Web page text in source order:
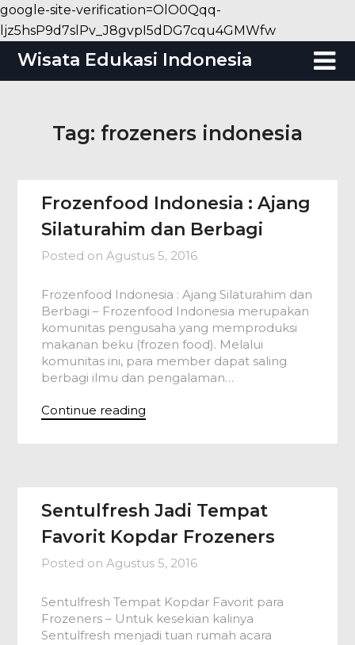
google-site-verification=OlO0Qqq-
ljz5hsP9d7slPv_J8gvpI5dDG7cqu4GMWfwSkip
content
Wisata Edukasi Indonesia
Tag: frozeners indonesia
Frozenfood Indonesia : Ajang
Silaturahim dan Berbagi
Posted onAgustus 5, 2016
Frozenfood Indonesia : Ajang Silaturahim dan
Berbagi – Frozenfood Indonesia merupakan
komunitas pengusaha yang memproduksi
makanan beku (frozen food). Melalui
komunitas ini, para member dapat saling
berbagi ilmu dan pengalaman…
Continue reading
Sentulfresh Jadi Tempat
Favorit Kopdar Frozeners
Posted onAgustus 5, 2016
Sentulfresh Tempat Kopdar Favorit para
Frozeners – Untuk kesekian kalinya
Sentulfresh menjadi tuan rumah acara